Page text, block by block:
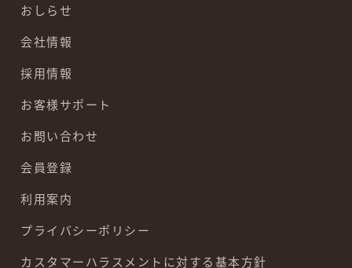
おしらせ
会社情報
採用情報
お客様サポート
お問い合わせ
会員登録
利用案内
プライバシーポリシー
カスタマーハラスメントに対する基本方針